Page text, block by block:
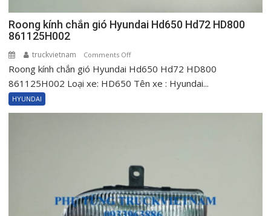
Roong kính chắn gió Hyundai Hd650 Hd72 HD800
861125H002
truckvietnam Comments Offon
Roong
kính
861125H002
Roong kính chắn gió Hyundai Hd650 Hd72 HD800
861125H002 Loại xe: HD650 Tên xe : Hyundai...
HYUNDAI